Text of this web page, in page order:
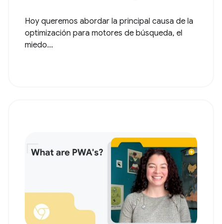
Hoy queremos abordar la principal causa de la
optimización para motores de búsqueda, el
miedo...